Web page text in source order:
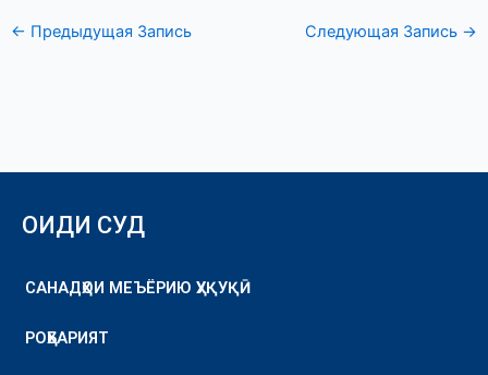
← Предыдущая Запись Следующая Запись →
ОИДИ СУД
САНАДҲОИ МЕЪЁРИЮ ҲУҚУҚӢ
РОҲБАРИЯТ